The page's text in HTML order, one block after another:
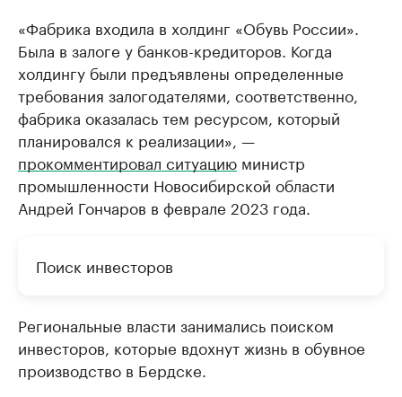
«Фабрика входила в холдинг «Обувь России».
Была в залоге у банков-кредиторов. Когда
холдингу были предъявлены определенные
требования залогодателями, соответственно,
фабрика оказалась тем ресурсом, который
планировался к реализации», —
прокомментировал ситуацию министр
промышленности Новосибирской области
Андрей Гончаров в феврале 2023 года.
Поиск инвесторов
Региональные власти занимались поиском
инвесторов, которые вдохнут жизнь в обувное
производство в Бердске.